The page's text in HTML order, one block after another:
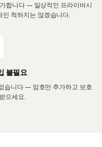
합니다 — 일상적인 프라이버시
척하지는 않겠습니다.
불필요
습니다 — 암호만 추가하고 보호
으세요.